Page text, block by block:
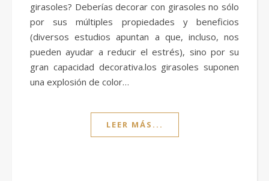
girasoles? Deberías decorar con girasoles no sólo
por sus múltiples propiedades y beneficios
(diversos estudios apuntan a que, incluso, nos
pueden ayudar a reducir el estrés), sino por su
gran capacidad decorativa.los girasoles suponen
una explosión de color…
LEER MÁS...